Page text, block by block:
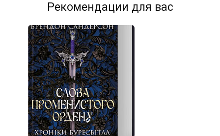
Рекомендации для вас